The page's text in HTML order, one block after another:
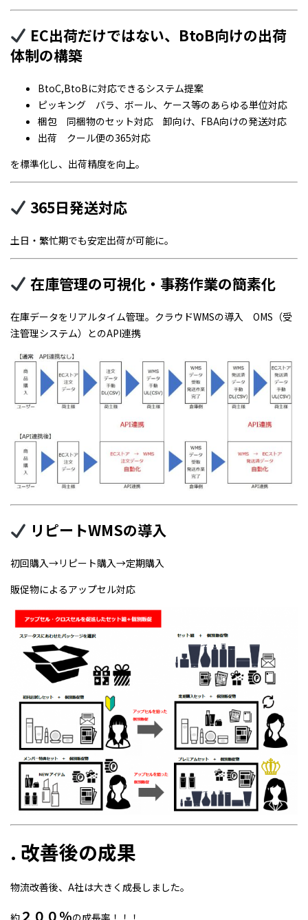
EC出荷だけではない、BtoB向けの出荷
体制の構築
BtoC,BtoBに対応できるシステム提案
ピッキング バラ、ボール、ケース等のあらゆる単位対応
梱包 同梱物のセット対応 卸向け、FBA向けの発送対応
出荷 クール便の365対応
を標準化し、出荷精度を向上。
365日発送対応
土日・繁忙期でも安定出荷が可能に。
在庫管理の可視化・事務作業の簡素化
在庫データをリアルタイム管理。クラウドWMSの導入 OMS（受
注管理システム）とのAPI連携
リピートWMSの導入
初回購入→リピート購入→定期購入
販促物によるアップセル対応
. 改善後の成果
物流改善後、A社は大きく成長しました。
約 ２００％の成長率！！！